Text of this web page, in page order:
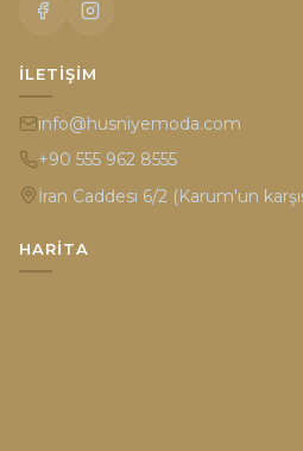
İLETIŞIM
info@husniyemoda.com
+90 555 962 8555
İran Caddesi 6/2 (Karum'un
HARITA